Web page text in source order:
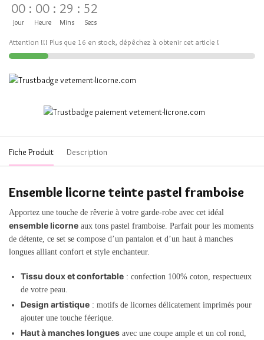
00
Jour
: 00
Heure
: 29
Mins
: 52
Secs
Attention !!! Plus que 16 en stock, dépêchez à obtenir cet article !
Fiche Produit Description
Ensemble licorne teinte pastel framboise
Apportez une touche de rêverie à votre garde-robe avec cet idéal
ensemble licorne aux tons pastel framboise. Parfait pour les moments
de détente, ce set se compose d’un pantalon et d’un haut à manches
longues alliant confort et style enchanteur.
Tissu doux et confortable : confection 100% coton, respectueux
de votre peau.
Design artistique : motifs de licornes délicatement imprimés pour
ajouter une touche féerique.
Haut à manches longues avec une coupe ample et un col rond,